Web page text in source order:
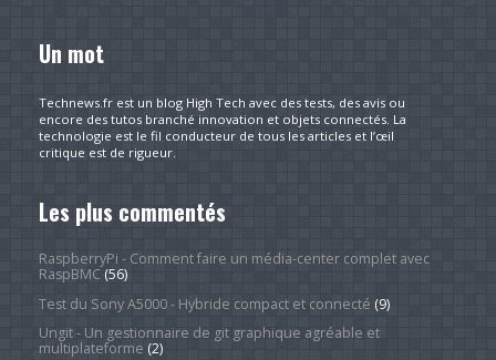
Un mot
Technews.fr est un blog High Tech avec des tests, des avis ou
encore des tutos branché innovation et objets connectés. La
technologie est le fil conducteur de tous les articles et l’œil
critique est de rigueur.
Les plus commentés
RaspberryPi - Comment faire un média-center complet avec
RaspBMC(56)
Test du Sony A5000 - Hybride compact et connecté (9)
Ungit - Un gestionnaire de git graphique agréable et
multiplateforme (2)